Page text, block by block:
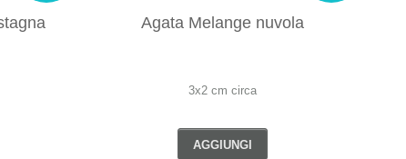
Agata Melange nuvola
3x2 cm circa
AGGIUNGI